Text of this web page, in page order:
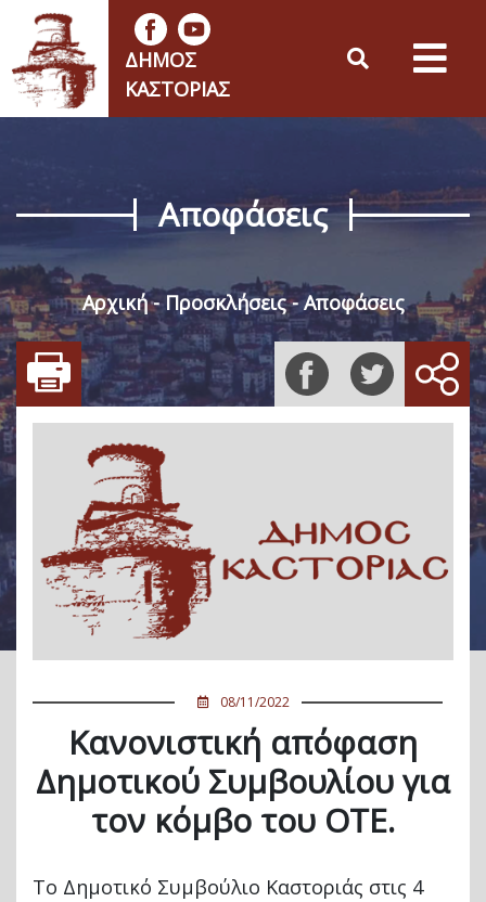
ΔΉΜΟΣ
ΚΑΣΤΟΡΙΆΣ
Αποφάσεις
Αρχική Προσκλήσεις Αποφάσεις
08/11/2022
Κανονιστική απόφαση
Δημοτικού Συμβουλίου για
τον κόμβο του ΟΤΕ.
Το Δημοτικό Συμβούλιο Καστοριάς στις 4